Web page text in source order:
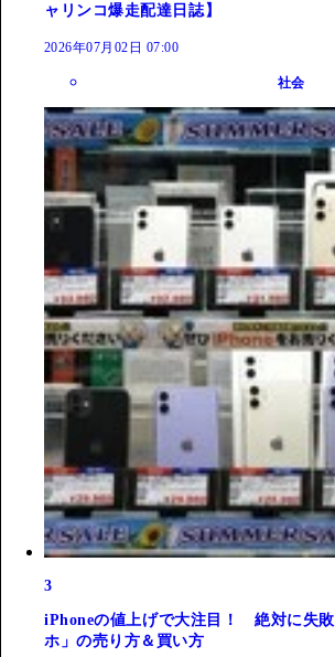
ャリンコ爆走配達日誌】
2026年07月02日 07:00
社会
3
iPhoneの値上げで大注目！ 絶対に失
ホ」の売り方＆買い方